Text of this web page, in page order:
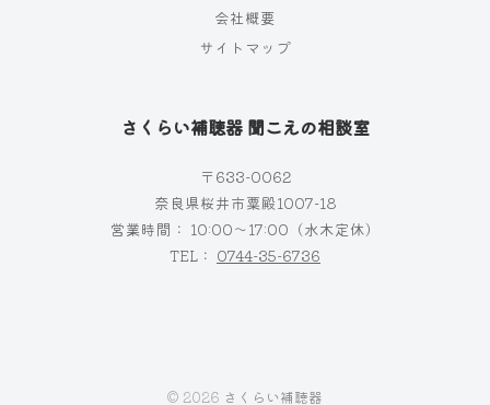
会社概要
サイトマップ
さくらい補聴器 聞こえの相談室
〒633-0062
奈良県桜井市粟殿1007−18
営業時間： 10:00～17:00（水木定休）
TEL： 0744-35-6736
© 2026 さくらい補聴器